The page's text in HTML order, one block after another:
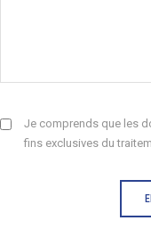
Je comprends que les
fins exclusives du